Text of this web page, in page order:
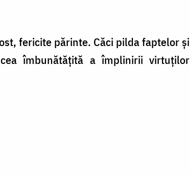
fericite părinte. Căci pilda faptelor și
îmbunătățită a împlinirii virtuților